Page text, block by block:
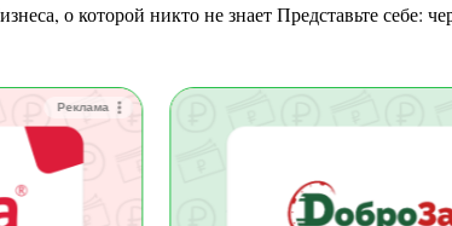
о которой никто не знает Представьте себе:
Реклама